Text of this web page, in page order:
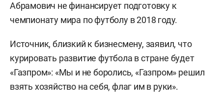
Абрамович не финансирует подготовку к
чемпионату мира по футболу в 2018 году.
Источник, близкий к бизнесмену, заявил, что
курировать развитие футбола в стране будет
«Газпром»: «Мы и не боролись, «Газпром» решил
взять хозяйство на себя, флаг им в руки».